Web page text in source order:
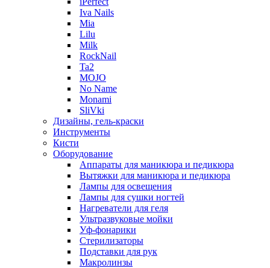
Iva Nails
Mia
Lilu
Milk
RockNail
Ta2
MOJO
No Name
Monami
SliVki
Дизайны, гель-краски
Инструменты
Кисти
Оборудование
Аппараты для маникюра и педикюра
Вытяжки для маникюра и педикюра
Лампы для освещения
Лампы для сушки ногтей
Нагреватели для геля
Ультразвуковые мойки
Уф-фонарики
Стерилизаторы
Подставки для рук
Макролинзы